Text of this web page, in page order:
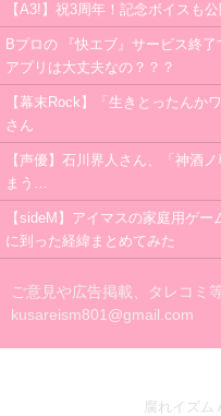
【A3!】祝3周年！記念ボイスも
Bプロの 『快エブ』サービス終
アプリは大丈夫なの？？？
【幕末Rock】「生きとったんか
さん
【声優】石川界人さん、「神酒
まう…
【sideM】アイマスの家庭用ゲ
に到った経緯まとめてみた
ご意見や広告掲載、タレコミ
kusareism801@gmail.com
腐れイズム